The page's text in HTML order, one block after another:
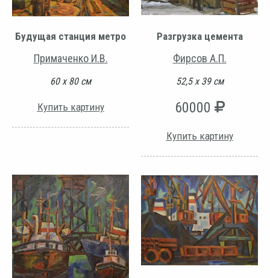
Будущая станция метро
Примаченко И.В.
60 х 80 см
Купить картину
Разгрузка цемента
Фирсов А.П.
52,5 х 39 см
60000
Купить картину